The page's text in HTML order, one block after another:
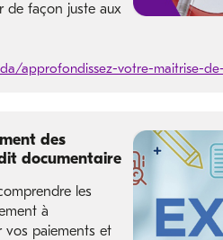
de façon juste aux
approfondissez-votre-maitrise-
des
documentaire
les
à
vos paiements et